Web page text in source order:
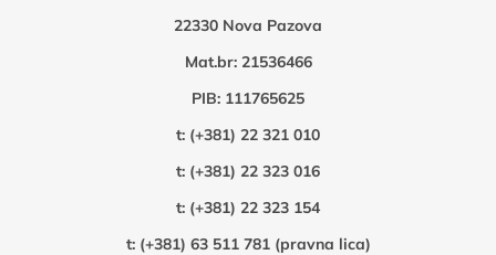
22330 Nova Pazova
Mat.br: 21536466
PIB: 111765625
t: (+381) 22 321 010
t: (+381) 22 323 016
t: (+381) 22 323 154
t: (+381) 63 511 781 (pravna lica)